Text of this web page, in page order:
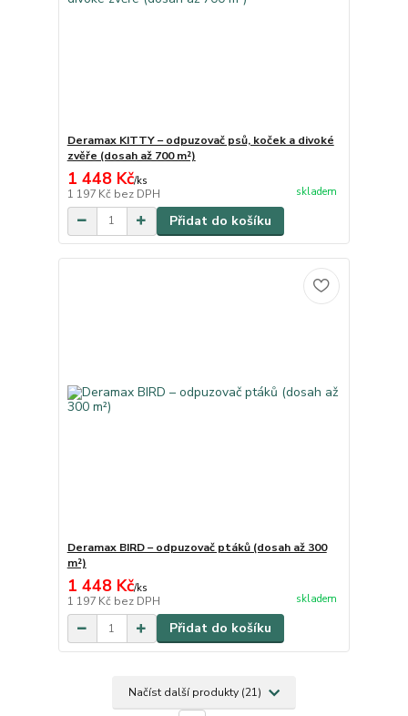
Deramax KITTY – odpuzovač psů, koček a divoké
zvěře (dosah až 700 m²)
1 448 Kč/ks
1 197 Kč bez DPH skladem
Přidat do košíku
Deramax BIRD – odpuzovač ptáků (dosah až 300
m²)
1 448 Kč/ks
1 197 Kč bez DPH skladem
Přidat do košíku
Načíst další produkty (21)